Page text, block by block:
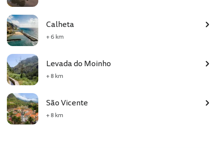
Calheta
+ 6 km
Levada do Moinho
+ 8 km
São Vicente
+ 8 km